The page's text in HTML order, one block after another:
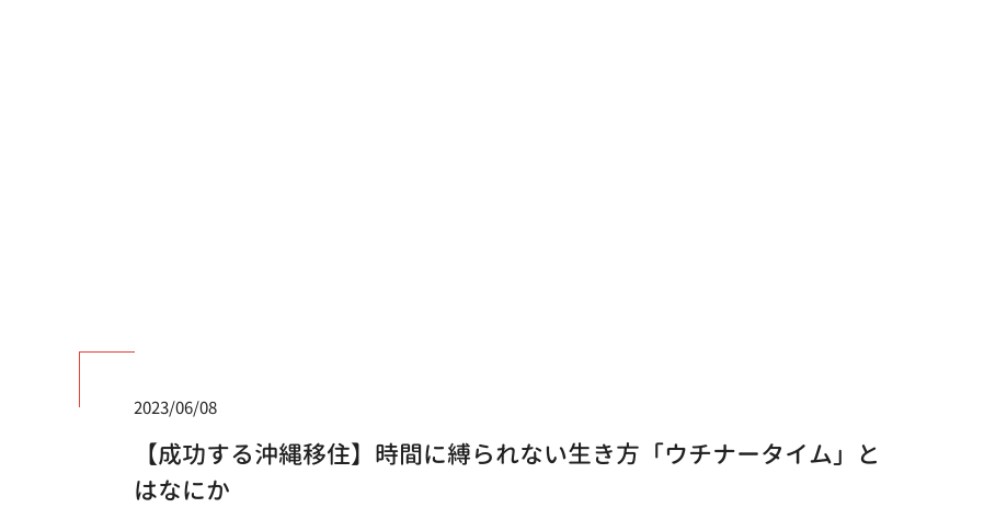
2023/06/08
【成功する沖縄移住】時間に縛られない生き方「ウチナータイム」と
はなにか